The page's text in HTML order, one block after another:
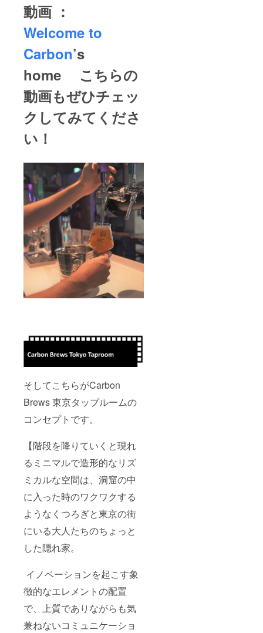
動画 ：
Welcome to
Carbon’s
home こちらの
動画もぜひチェッ
クしてみてくださ
い！
そしてこちらがCarbon
Brews 東京タップルームの
コンセプトです。
【階段を降りていくと現れ
るミニマルで造形的なリズ
ミカルな空間は、洞窟の中
に入った時のワクワクする
ようなくつろぎと東京の街
にいる大人たちのちょっと
した隠れ家。
イノベーションを起こす象
徴的なエレメントの配置
で、上質でありながらも気
兼ねないコミュニケーショ